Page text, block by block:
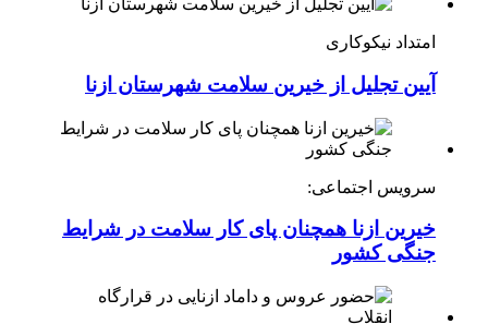
امتداد نیکوکاری
آیین تجلیل از خیرین سلامت شهرستان ازنا
سرویس اجتماعی:
خیرین ازنا همچنان پای کار سلامت در شرایط
جنگی کشور